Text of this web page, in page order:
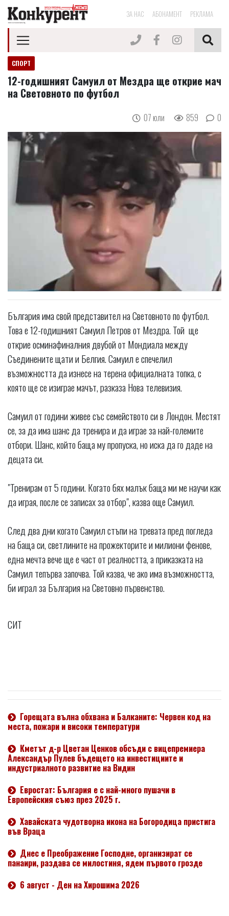
ЗА НАС АБОНАМЕНТ РЕКЛАМА
СПОРТ
12-годишният Самуил от Мездра ще открие мач
на Световното по футбол
07 юли 859 0
България има свой представител на Световното по футбол.
Това е 12-годишният Самуил Петров от Мездра. Той ще
открие осминафиналния двубой от Мондиала между
Съединените щати и Белгия. Самуил е спечелил
възможността да изнесе на терена официалната топка, с
която ще се изиграе мачът, разказа Нова телевизия.
Самуил от години живее със семейството си в Лондон. Местят
се, за да има шанс да тренира и да играе за най-големите
отбори. Шанс, който баща му пропуска, но иска да го даде на
децата си.
"Тренирам от 5 години. Когато бях малък баща ми ме научи как
да играя, после се записах за отбор", казва още Самуил.
След два дни когато Самуил стъпи на тревата пред погледа
на баща си, светлините на прожекторите и милиони фенове,
една мечта вече ще е част от реалността, а приказката на
Самуил тепърва започва. Той казва, че ако има възможността,
би играл за България на Световно първенство.
СИТ
Горещата вълна обхвана и Балканите: Червен код на
места, пожари и високи температури
Кметът д-р Цветан Ценков обсъди с вицепремиера
Александър Пулев бъдещето на инвестициите и
индустриалното развитие на Видин
Евростат: България е с най-много пушачи в
Европейския съюз през 2025 г.
Хавайската чудотворна икона на Богородица пристига
във Враца
Днес е Преображение Господне, организират се
панаири, раздава се милостиня, ядем първото грозде
6 август - Ден на Хирошима 2026